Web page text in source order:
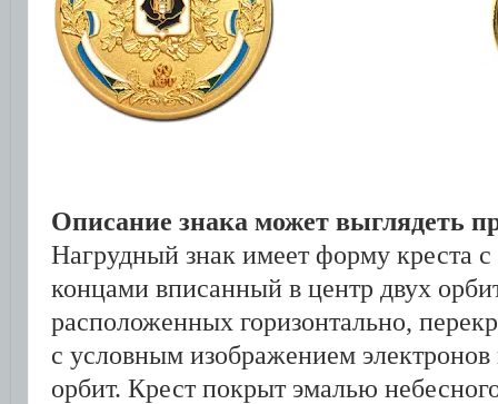
Описание знака может выглядеть
Нагрудный знак имеет форму креста
концами вписанный в центр двух
расположенных горизонтально,
с условным изображением
орбит. Крест покрыт эмалью